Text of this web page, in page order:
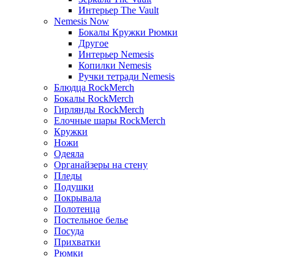
Интерьер The Vault
Nemesis Now
Бокалы Кружки Рюмки
Другое
Интерьер Nemesis
Копилки Nemesis
Ручки тетради Nemesis
Блюдца RockMerch
Бокалы RockMerch
Гирлянды RockMerch
Елочные шары RockMerch
Кружки
Ножи
Одеяла
Органайзеры на стену
Пледы
Подушки
Покрывала
Полотенца
Постельное белье
Посуда
Прихватки
Рюмки